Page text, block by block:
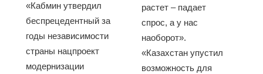
«Кабмин утвердил
беспрецедентный за
годы независимости
страны нацпроект
модернизации
растет – падает
спрос, а у нас
наоборот».
«Казахстан упустил
возможность для